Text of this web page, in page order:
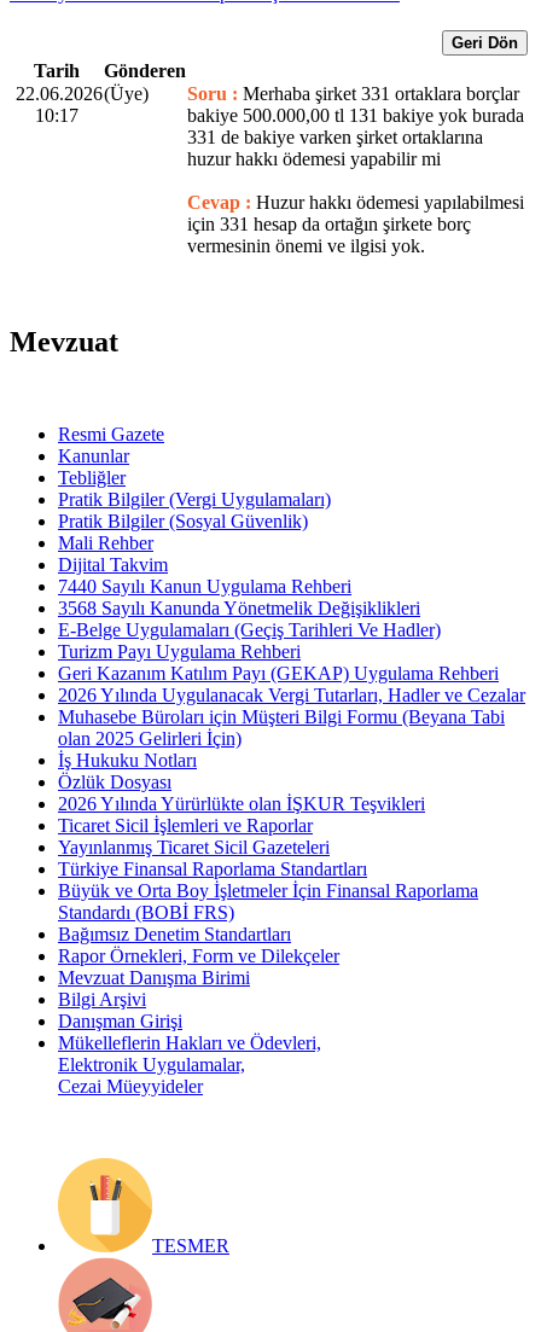
Geri Dön
Tarih
Gönderen
22.06.2026
10:17
(Üye) Soru : Merhaba şirket 331 ortaklara borçlar
bakiye 500.000,00 tl 131 bakiye yok burada
331 de bakiye varken şirket ortaklarına
huzur hakkı ödemesi yapabilir mi
Cevap : Huzur hakkı ödemesi yapılabilmesi
için 331 hesap da ortağın şirkete borç
vermesinin önemi ve ilgisi yok.
Mevzuat
Resmi Gazete
Kanunlar
Tebliğler
Pratik Bilgiler (Vergi Uygulamaları)
Pratik Bilgiler (Sosyal Güvenlik)
Mali Rehber
Dijital Takvim
7440 Sayılı Kanun Uygulama Rehberi
3568 Sayılı Kanunda Yönetmelik Değişiklikleri
E-Belge Uygulamaları (Geçiş Tarihleri Ve Hadler)
Turizm Payı Uygulama Rehberi
Geri Kazanım Katılım Payı (GEKAP) Uygulama Rehberi
2026 Yılında Uygulanacak Vergi Tutarları, Hadler ve Cezalar
Muhasebe Büroları için Müşteri Bilgi Formu (Beyana Tabi
olan 2025 Gelirleri İçin)
İş Hukuku Notları
Özlük Dosyası
2026 Yılında Yürürlükte olan İŞKUR Teşvikleri
Ticaret Sicil İşlemleri ve Raporlar
Yayınlanmış Ticaret Sicil Gazeteleri
Türkiye Finansal Raporlama Standartları
Büyük ve Orta Boy İşletmeler İçin Finansal Raporlama
Standardı (BOBİ FRS)
Bağımsız Denetim Standartları
Rapor Örnekleri, Form ve Dilekçeler
Mevzuat Danışma Birimi
Bilgi Arşivi
Danışman Girişi
Mükelleflerin Hakları ve Ödevleri,
Elektronik Uygulamalar,
Cezai Müeyyideler
TESMER